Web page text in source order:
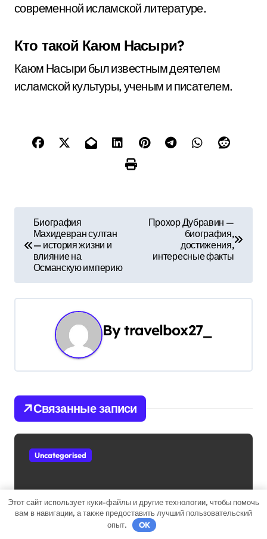
современной исламской литературе.
Кто такой Каюм Насыри?
Каюм Насыри был известным деятелем
исламской культуры, ученым и писателем.
и
ц
и
я
п
з
а
Биография
Махидевран султан
— история жизни и
влияние на
Османскую империю
Прохор Дубравин —
биография,
достижения,
интересные факты
Bytravelbox27_
Связанные записи
Uncategorised
Состав и биография российской
Этот сайт использует куки-файлы и другие технологии, чтобы помочь
вам в навигации, а также предоставить лучший пользовательский
опыт.
OK